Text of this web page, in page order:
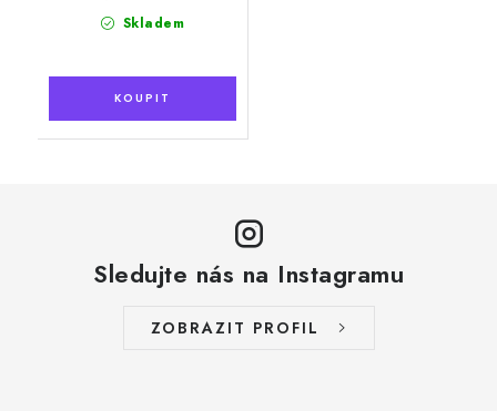
Skladem
Sledujte nás na Instagramu
ZOBRAZIT PROFIL